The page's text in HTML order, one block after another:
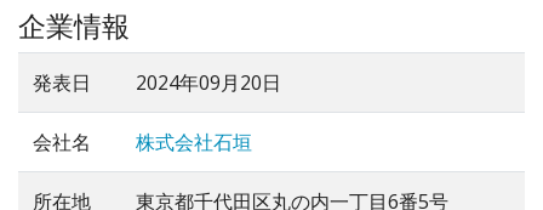
企業情報
発表日 2024年09月20日
会社名 株式会社石垣
所在地 東京都千代田区丸の内一丁目6番5号